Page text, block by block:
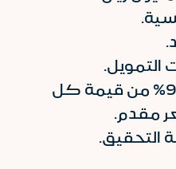
التمويل.
تمويل يصل إلى 90% من قيمة كل
مقدم.
التحقيق.